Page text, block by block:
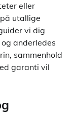
eller
utallige
vi dig
anderledes
sammenhold
garanti vil